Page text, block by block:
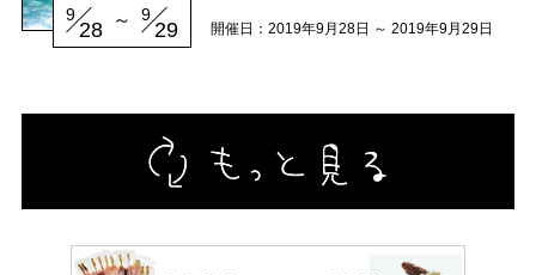
メディア掲載情報
9
28 ～ 9
29 開催日：2019年9月28日 ～ 2019年9月29日